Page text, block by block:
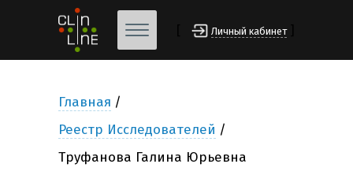
Личный кабинет
Главная
Реестр Исследователей
Труфанова Галина Юрьевна